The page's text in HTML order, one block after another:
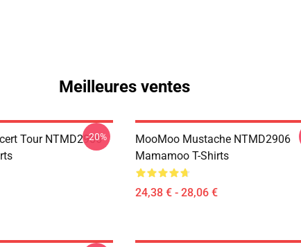
Meilleures ventes
Tour NTMD2906
-20%
MooMoo Mustache NTMD2906
Mamamoo T-Shirts
24,38 € - 28,06 €